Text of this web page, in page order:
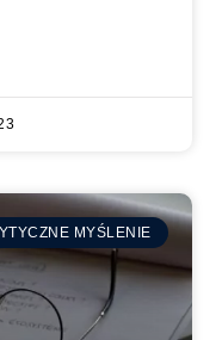
MYŚLENIE